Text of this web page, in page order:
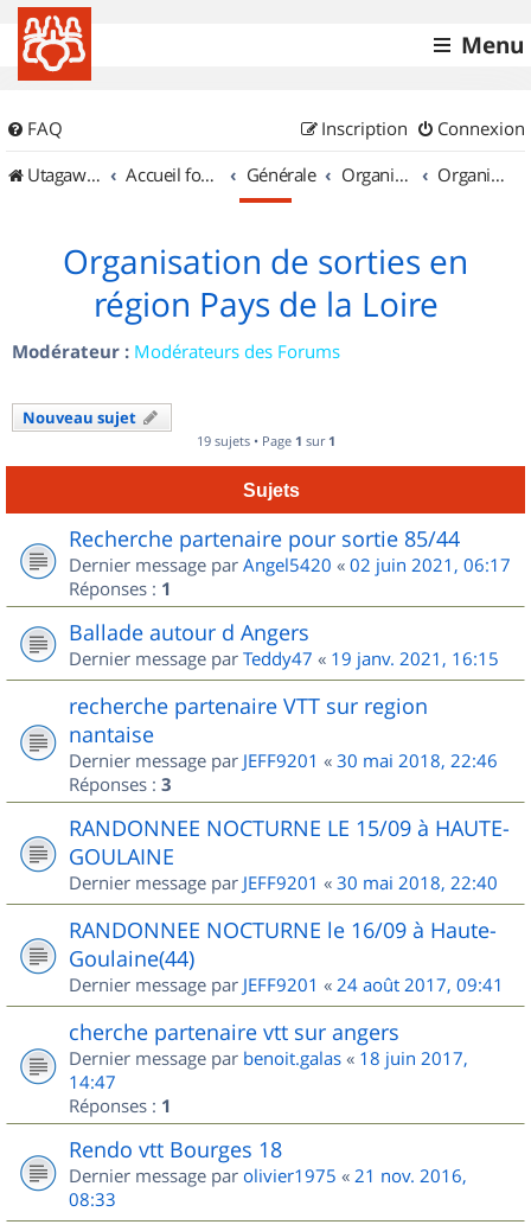
Menu
FAQ Connexion
Inscription
UtagawaVTT (Randos VTT et VTTAE avec traces GPS)
Accueil forum Générale Organisation de sorties & Recherche de partenaires Organisation de sorties en région Pays de la Loire
Organisation de sorties en
région Pays de la Loire
Modérateur : Modérateurs des Forums
Nouveau sujet
19 sujets • Page 1 sur 1
Sujets
Recherche partenaire pour sortie 85/44
Dernier message par Angel5420 « 02 juin 2021, 06:17
Réponses : 1
Ballade autour d Angers
Dernier message par Teddy47 « 19 janv. 2021, 16:15
recherche partenaire VTT sur region
nantaise
Dernier message par JEFF9201 « 30 mai 2018, 22:46
Réponses : 3
RANDONNEE NOCTURNE LE 15/09 à HAUTE-
GOULAINE
Dernier message par JEFF9201 « 30 mai 2018, 22:40
RANDONNEE NOCTURNE le 16/09 à Haute-
Goulaine(44)
Dernier message par JEFF9201 « 24 août 2017, 09:41
cherche partenaire vtt sur angers
Dernier message par benoit.galas « 18 juin 2017,
14:47
Réponses : 1
Rendo vtt Bourges 18
Dernier message par olivier1975 « 21 nov. 2016,
08:33